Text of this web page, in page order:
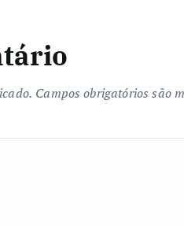
Campos obrigatórios são